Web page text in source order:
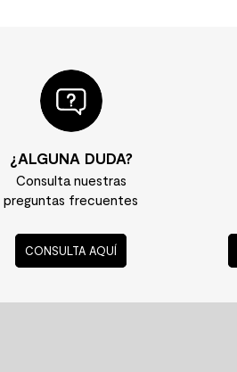
¿ALGUNA DUDA?
Consulta nuestras
preguntas frecuentes
CONSULTA AQUÍ